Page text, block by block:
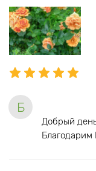
Б
Добрый